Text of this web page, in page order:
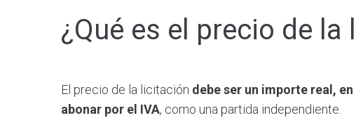
¿Qué es el precio de la
El precio de la licitación debe ser un importe real,
abonar por el IVA, como una partida independiente.